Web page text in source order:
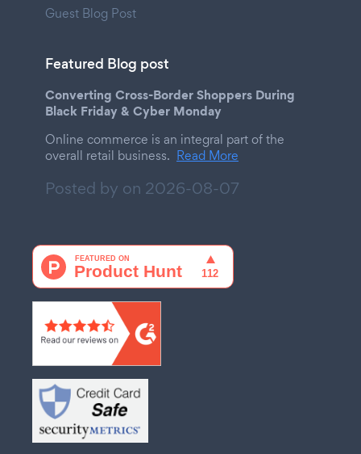
Guest Blog Post
Featured Blog post
Converting Cross-Border Shoppers During
Black Friday & Cyber Monday
Online commerce is an integral part of the
overall retail business. Read More
Posted by on 2026-08-07